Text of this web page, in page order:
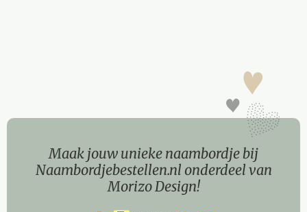
Maak jouw unieke naambordje bij
Naambordjebestellen.nl onderdeel van
Morizo Design!